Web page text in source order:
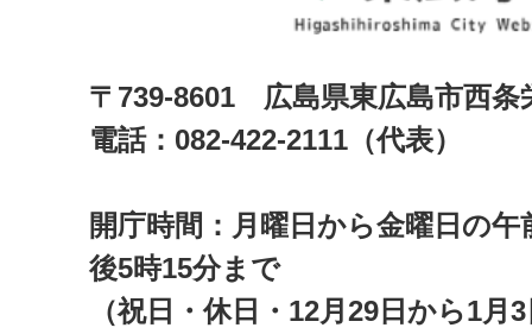
〒739-8601 広島県東広島市西
電話：082-422-2111（代表）
開庁時間：月曜日から金曜日の午
後5時15分まで
（祝日・休日・12月29日から1月